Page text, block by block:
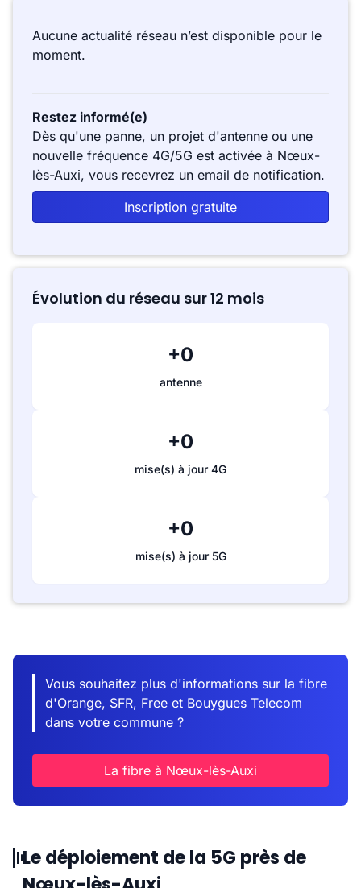
Aucune actualité réseau n’est disponible pour le
moment.
Restez informé(e)
Dès qu'une panne, un projet d'antenne ou une
nouvelle fréquence 4G/5G est activée à Nœux-
lès-Auxi, vous recevrez un email de notification.
Inscription gratuite
Évolution du réseau sur 12 mois
+0
antenne
+0
mise(s) à jour 4G
+0
mise(s) à jour 5G
Vous souhaitez plus d'informations sur la fibre
d'Orange, SFR, Free et Bouygues Telecom
dans votre commune ?
La fibre à Nœux-lès-Auxi
Le déploiement de la 5G près de